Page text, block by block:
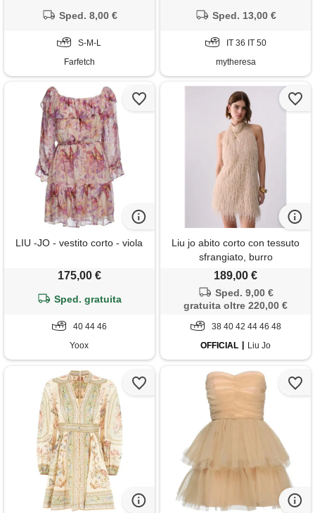
Sped. 8,00 €
S-M-L
Farfetch
Sped. 13,00 €
IT 36 IT 50
mytheresa
LIU -JO - vestito corto - viola
175,00 €
Sped. gratuita
40 44 46
Yoox
Liu jo abito corto con tessuto
sfrangiato, burro
189,00 €
Sped. 9,00 €
gratuita oltre 220,00 €
38 40 42 44 46 48
OFFICIAL
Liu Jo